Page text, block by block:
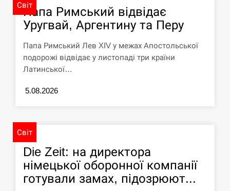
12:10
У США зафіксували рекордний спалах
циклоспорозу, захворіли понад 10
тисяч…
СЕРПЕНЬ
“Новая почта”: что известно об…
11:40
три левиці
СЕРПЕНЬ
Світ
Папа Римський відвідає
Уругвай, Аргентину та Перу
Папа Римський Лев XIV у межах Апостольської
подорожі відвідає у листопаді три країни
Латинської…
5.08.2026
Світ
Die Zeit: на директора
німецької оборонної компанії
готували замах, підозрюют...